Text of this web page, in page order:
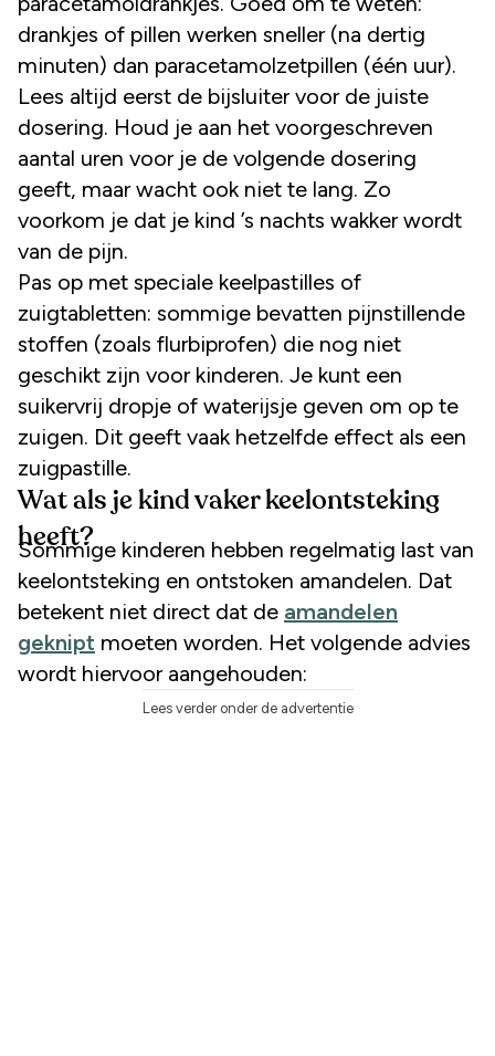
drankjes of pillen werken sneller (na dertig
minuten) dan paracetamolzetpillen (één uur).
Lees altijd eerst de bijsluiter voor de juiste
dosering. Houd je aan het voorgeschreven
aantal uren voor je de volgende dosering
geeft, maar wacht ook niet te lang. Zo
voorkom je dat je kind ’s nachts wakker wordt
van de pijn.
Pas op met speciale keelpastilles of
zuigtabletten: sommige bevatten pijnstillende
stoffen (zoals flurbiprofen) die nog niet
geschikt zijn voor kinderen. Je kunt een
suikervrij dropje of waterijsje geven om op te
zuigen. Dit geeft vaak hetzelfde effect als een
zuigpastille.
Wat als je kind vaker keelontsteking
heeft?
Sommige kinderen hebben regelmatig last van
keelontsteking en ontstoken amandelen. Dat
betekent niet direct dat de amandelen
geknipt moeten worden. Het volgende advies
wordt hiervoor aangehouden:
Lees verder onder de advertentie